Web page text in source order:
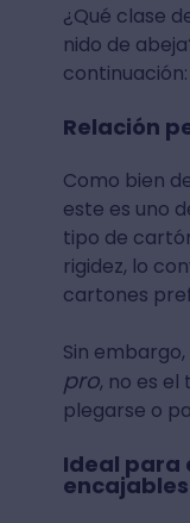
¿Qué clase
nido de
continuación:
Relación
Como bien
este es uno
tipo de
rigidez, lo
cartones
Sin
pro, no es
plegarse o
Ideal para
encajables